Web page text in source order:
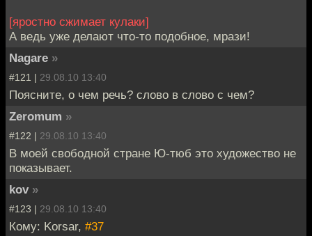
[яростно сжимает кулаки]
А ведь уже делают что-то подобное, мрази!
Nagare »
#121 | 29.08.10 13:40
Поясните, о чем речь? слово в слово с чем?
Zeromum »
#122 | 29.08.10 13:40
В моей свободной стране Ю-тюб это художество не
показывает.
kov »
#123 | 29.08.10 13:40
Кому: Korsar, #37